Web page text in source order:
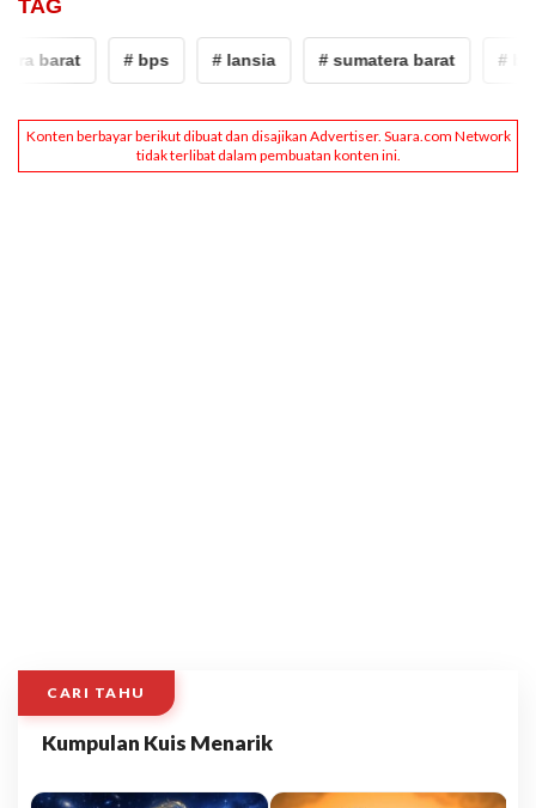
TAG
barat # bps # lansia # sumatera barat # bps
CARI TAHU
Kumpulan Kuis Menarik